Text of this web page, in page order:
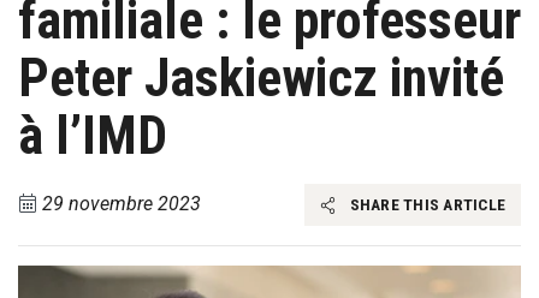
familiale : le professeur
Peter Jaskiewicz invité
à l’IMD
29 novembre 2023 SHARE THIS ARTICLE